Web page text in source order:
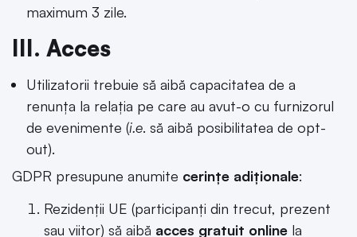
maximum 3 zile.
III. Acces
Utilizatorii trebuie să aibă capacitatea de a
renunța la relația pe care au avut-o cu furnizorul
de evenimente (i.e. să aibă posibilitatea de opt-
out).
GDPR presupune anumite cerințe adiționale:
Rezidenții UE (participanți din trecut, prezent
sau viitor) să aibă acces gratuit online la